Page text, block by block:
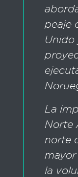
peaje
Unido
La
Norte
norte
la